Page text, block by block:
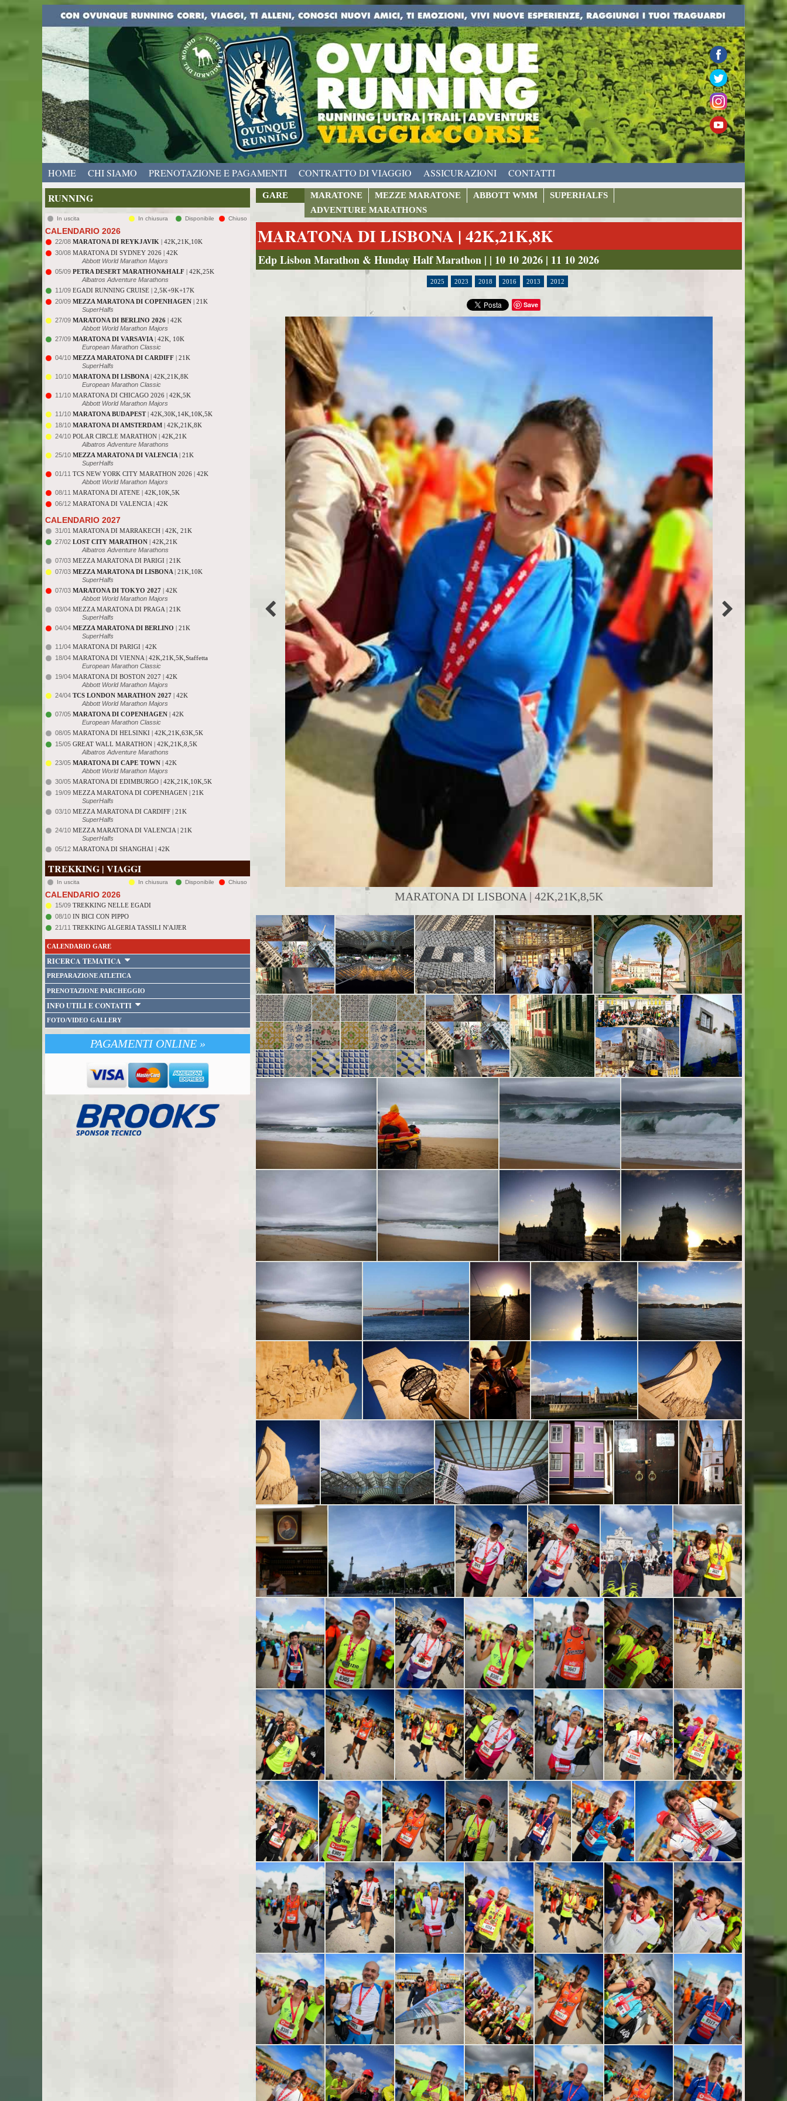
HOME CHI SIAMO PRENOTAZIONE E PAGAMENTI CONTRATTO DI VIAGGIO ASSICURAZIONI CONTATTI
RUNNING
In uscita In chiusura Disponibile Chiuso
CALENDARIO 2026
22/08 MARATONA DI REYKJAVIK | 42K,21K,10K
30/08 MARATONA DI SYDNEY 2026 | 42K
Abbott World Marathon Majors
05/09 PETRA DESERT MARATHON&HALF | 42K,25K
Albatros Adventure Marathons
11/09 EGADI RUNNING CRUISE | 2,5K+9K+17K
20/09 MEZZA MARATONA DI COPENHAGEN | 21K
SuperHalfs
27/09 MARATONA DI BERLINO 2026 | 42K
Abbott World Marathon Majors
27/09 MARATONA DI VARSAVIA | 42K, 10K
European Marathon Classic
04/10 MEZZA MARATONA DI CARDIFF | 21K
SuperHalfs
10/10 MARATONA DI LISBONA | 42K,21K,8K
European Marathon Classic
11/10 MARATONA DI CHICAGO 2026 | 42K,5K
Abbott World Marathon Majors
11/10 MARATONA BUDAPEST| 42K,30K,14K,10K,5K
18/10 MARATONA DI AMSTERDAM | 42K,21K,8K
24/10 POLAR CIRCLE MARATHON | 42K,21K
Albatros Adventure Marathons
25/10 MEZZA MARATONA DI VALENCIA | 21K
SuperHalfs
01/11 TCS NEW YORK CITY MARATHON 2026 | 42K
Abbott World Marathon Majors
08/11 MARATONA DI ATENE | 42K,10K,5K
06/12 MARATONA DI VALENCIA | 42K
CALENDARIO 2027
31/01 MARATONA DI MARRAKECH | 42K, 21K
27/02 LOST CITY MARATHON | 42K,21K
Albatros Adventure Marathons
07/03 MEZZA MARATONA DI PARIGI | 21K
07/03 MEZZA MARATONA DI LISBONA | 21K,10K
SuperHalfs
07/03 MARATONA DI TOKYO 2027 | 42K
Abbott World Marathon Majors
03/04 MEZZA MARATONA DI PRAGA | 21K
SuperHalfs
04/04 MEZZA MARATONA DI BERLINO | 21K
SuperHalfs
11/04 MARATONA DI PARIGI | 42K
18/04 MARATONA DI VIENNA | 42K,21K,5K,Staffetta
European Marathon Classic
19/04 MARATONA DI BOSTON 2027 | 42K
Abbott World Marathon Majors
24/04 TCS LONDON MARATHON 2027 | 42K
Abbott World Marathon Majors
07/05 MARATONA DI COPENHAGEN | 42K
European Marathon Classic
08/05 MARATONA DI HELSINKI | 42K,21K,63K,5K
15/05 GREAT WALL MARATHON | 42K,21K,8,5K
Albatros Adventure Marathons
23/05 MARATONA DI CAPE TOWN | 42K
Abbott World Marathon Majors
30/05 MARATONA DI EDIMBURGO | 42K,21K,10K,5K
19/09 MEZZA MARATONA DI COPENHAGEN | 21K
SuperHalfs
03/10 MEZZA MARATONA DI CARDIFF | 21K
SuperHalfs
24/10 MEZZA MARATONA DI VALENCIA | 21K
SuperHalfs
05/12 MARATONA DI SHANGHAI | 42K
TREKKING | VIAGGI
In uscita In chiusura Disponibile Chiuso
CALENDARIO 2026
15/09 TREKKING NELLE EGADI
08/10 IN BICI CON PIPPO
21/11 TREKKING ALGERIA TASSILI N'AJJER
CALENDARIO GARE
RICERCA TEMATICA
PREPARAZIONE ATLETICA
PRENOTAZIONE PARCHEGGIO
INFO UTILI E CONTATTI
FOTO/VIDEO GALLERY
PAGAMENTI ONLINE »
GARE MARATONE MEZZE MARATONE ABBOTT WMM
SUPERHALFS
ADVENTURE MARATHONS
MARATONA DI LISBONA | 42K,21K,8K
Edp Lisbon Marathon & Hunday Half Marathon | | 10 10 2026 | 11 10 2026
2025 2023 2018 2016 2013 2012
Save
MARATONA DI LISBONA | 42K,21K,8,5K